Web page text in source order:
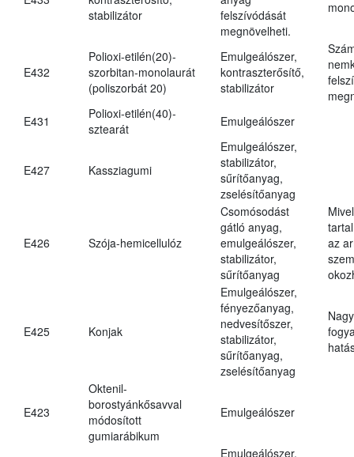
stabilizátor
felszívódását
megnövelheti.
E432
Polioxi-etilén(20)-
szorbitan-monolaurát
(poliszorbát 20)
Emulgeálószer,
kontraszterősítő,
stabilizátor
E431
Polioxi-etilén(40)-
sztearát
Emulgeálószer
E427 Kassziagumi
Emulgeálószer,
stabilizátor,
sűrítőanyag,
zselésítőanyag
E426 Szója-hemicellulóz
Csomósodást
gátló anyag,
emulgeálószer,
stabilizátor,
sűrítőanyag
az
E425 Konjak
Emulgeálószer,
fényezőanyag,
nedvesítőszer,
stabilizátor,
sűrítőanyag,
zselésítőanyag
E423
Oktenil-
borostyánkősavval
módosított
gumiarábikum
Emulgeálószer
Emulgeálószer,